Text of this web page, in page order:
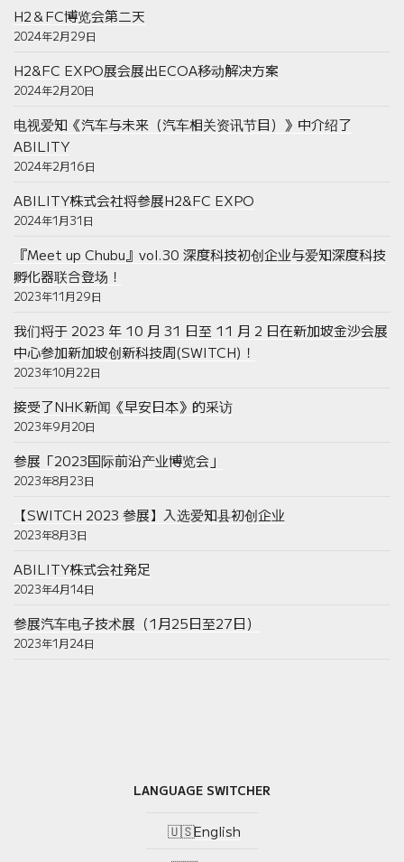
H2＆FC博览会第二天
2024年2月29日
H2&FC EXPO展会展出ECOA移动解决方案
2024年2月20日
电视爱知《汽车与未来（汽车相关资讯节目）》中介绍了
ABILITY
2024年2月16日
ABILITY株式会社将参展H2&FC EXPO
2024年1月31日
『Meet up Chubu』vol.30 深度科技初创企业与爱知深度科技
孵化器联合登场！
2023年11月29日
我们将于 2023 年 10 月 31 日至 11 月 2 日在新加坡金沙会展
中心参加新加坡创新科技周(SWITCH)！
2023年10月22日
接受了NHK新闻《早安日本》的采访
2023年9月20日
参展「2023国际前沿产业博览会」
2023年8月23日
【SWITCH 2023 参展】入选爱知县初创企业
2023年8月3日
ABILITY株式会社発足
2023年4月14日
参展汽车电子技术展（1月25日至27日）
2023年1月24日
LANGUAGE SWITCHER
English